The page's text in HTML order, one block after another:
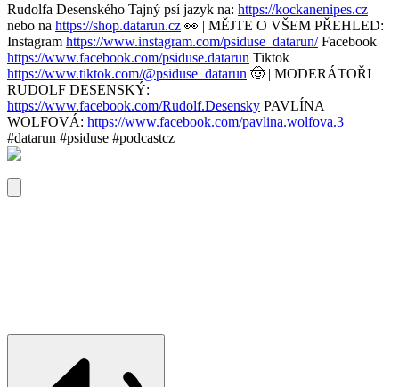
Rudolfa Desenského Tajný psí jazyk na: https://kockanenipes.cz
nebo na https://shop.datarun.cz 👀 | MĚJTE O VŠEM PŘEHLED:
Instagram https://www.instagram.com/psiduse_datarun/Facebook
https://www.facebook.com/psiduse.datarun Tiktok
https://www.tiktok.com/@psiduse_datarun 🤠 | MODERÁTOŘI
RUDOLF DESENSKÝ:
https://www.facebook.com/Rudolf.Desensky PAVLÍNA
WOLFOVÁ: https://www.facebook.com/pavlina.wolfova.3
#datarun #psiduse #podcastcz